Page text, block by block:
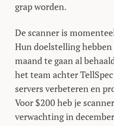
grap worden.
De scanner is
Hun doelstelling
maand te gaan al
het team achter
servers verbeteren en
Voor $200 heb je
verwachting in